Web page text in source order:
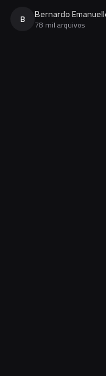
B Bernardo
78 mil arquivos